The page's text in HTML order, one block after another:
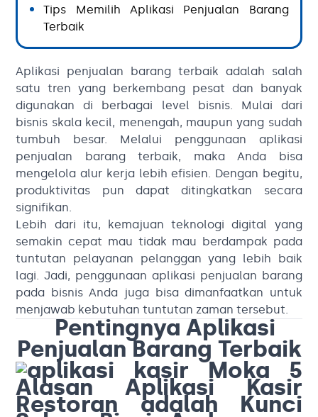
Tips Memilih Aplikasi Penjualan Barang
Terbaik
Aplikasi penjualan barang terbaik adalah salah
satu tren yang berkembang pesat dan banyak
digunakan di berbagai level bisnis. Mulai dari
bisnis skala kecil, menengah, maupun yang sudah
tumbuh besar. Melalui penggunaan aplikasi
penjualan barang terbaik, maka Anda bisa
mengelola alur kerja lebih efisien. Dengan begitu,
produktivitas pun dapat ditingkatkan secara
signifikan.
Lebih dari itu, kemajuan teknologi digital yang
semakin cepat mau tidak mau berdampak pada
tuntutan pelayanan pelanggan yang lebih baik
lagi. Jadi, penggunaan aplikasi penjualan barang
pada bisnis Anda juga bisa dimanfaatkan untuk
menjawab kebutuhan tuntutan zaman tersebut.
Pentingnya Aplikasi
Penjualan Barang Terbaik